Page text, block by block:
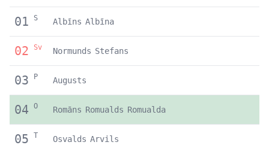
01 S Albīns Albīna
02 Sv Normunds Stefans
03 P Augusts
04 O Romāns Romualds Romualda
05 T Osvalds Arvils